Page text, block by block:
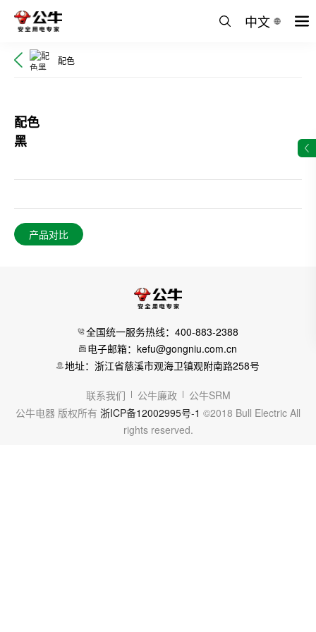
中文
配色
配色
黑
产品对比
全国统一服务热线：400-883-2388
电子邮箱：kefu@gongniu.com.cn
地址：浙江省慈溪市观海卫镇观附南路258号
联系我们 公牛廉政
公牛SRM
公牛电器 版权所有 浙ICP备12002995号-1 ©2018 Bull Electric All
rights reserved.